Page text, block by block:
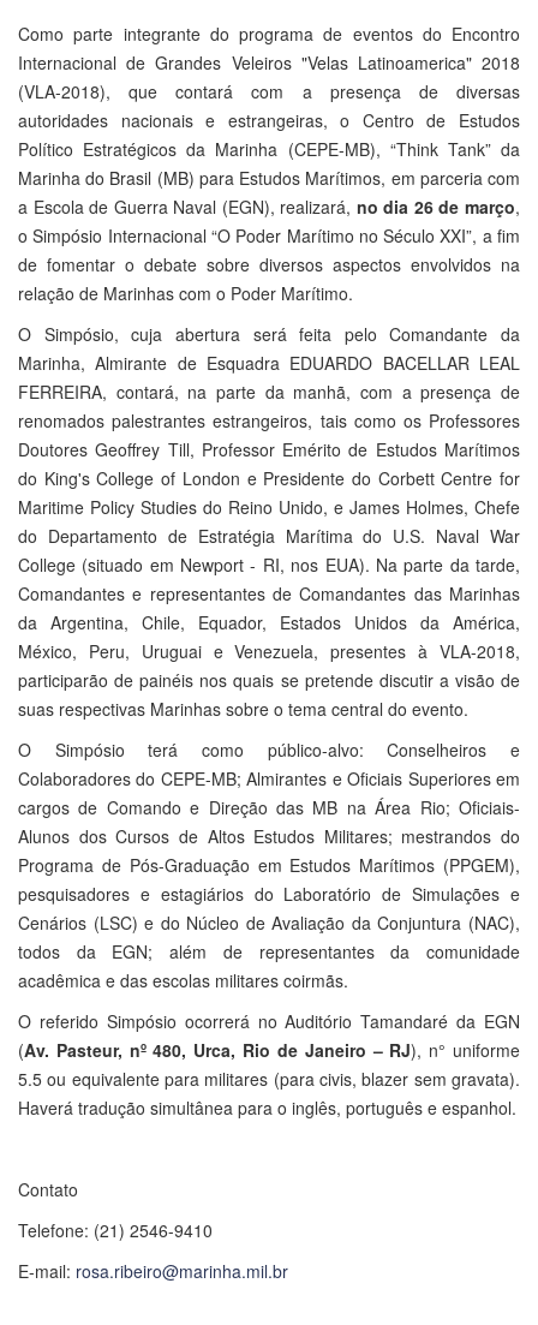
Como parte integrante do programa de eventos do Encontro
Internacional de Grandes Veleiros "Velas Latinoamerica" 2018
(VLA-2018), que contará com a presença de diversas
autoridades nacionais e estrangeiras, o Centro de Estudos
Político Estratégicos da Marinha (CEPE-MB), “Think Tank” da
Marinha do Brasil (MB) para Estudos Marítimos, em parceria com
a Escola de Guerra Naval (EGN), realizará, no dia 26 de março,
o Simpósio Internacional “O Poder Marítimo no Século XXI”, a fim
de fomentar o debate sobre diversos aspectos envolvidos na
relação de Marinhas com o Poder Marítimo.
O Simpósio, cuja abertura será feita pelo Comandante da
Marinha, Almirante de Esquadra EDUARDO BACELLAR LEAL
FERREIRA, contará, na parte da manhã, com a presença de
renomados palestrantes estrangeiros, tais como os Professores
Doutores Geoffrey Till, Professor Emérito de Estudos Marítimos
do King's College of London e Presidente do Corbett Centre for
Maritime Policy Studies do Reino Unido, e James Holmes, Chefe
do Departamento de Estratégia Marítima do U.S. Naval War
College (situado em Newport - RI, nos EUA). Na parte da tarde,
Comandantes e representantes de Comandantes das Marinhas
da Argentina, Chile, Equador, Estados Unidos da América,
México, Peru, Uruguai e Venezuela, presentes à VLA-2018,
participarão de painéis nos quais se pretende discutir a visão de
suas respectivas Marinhas sobre o tema central do evento.
O Simpósio terá como público-alvo: Conselheiros e
Colaboradores do CEPE-MB; Almirantes e Oficiais Superiores em
cargos de Comando e Direção das MB na Área Rio; Oficiais-
Alunos dos Cursos de Altos Estudos Militares; mestrandos do
Programa de Pós-Graduação em Estudos Marítimos (PPGEM),
pesquisadores e estagiários do Laboratório de Simulações e
Cenários (LSC) e do Núcleo de Avaliação da Conjuntura (NAC),
todos da EGN; além de representantes da comunidade
acadêmica e das escolas militares coirmãs.
O referido Simpósio ocorrerá no Auditório Tamandaré da EGN
(Av. Pasteur, nº 480, Urca, Rio de Janeiro – RJ), n° uniforme
5.5 ou equivalente para militares (para civis, blazer sem gravata).
Haverá tradução simultânea para o inglês, português e espanhol.
Contato
Telefone: (21) 2546-9410
E-mail: rosa.ribeiro@marinha.mil.br